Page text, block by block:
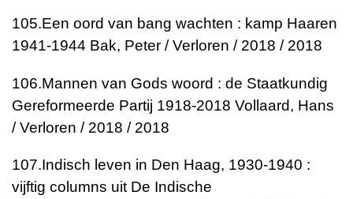
105.Een oord van bang wachten : kamp Haaren
1941-1944 Bak, Peter / Verloren / 2018 / 2018
106.Mannen van Gods woord : de Staatkundig
Gereformeerde Partij 1918-2018 Vollaard, Hans
/ Verloren / 2018 / 2018
107.Indisch leven in Den Haag, 1930-1940 :
vijftig columns uit De Indische